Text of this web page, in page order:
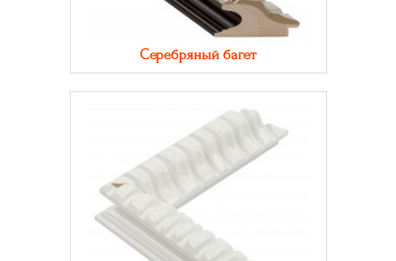
Серебряный багет